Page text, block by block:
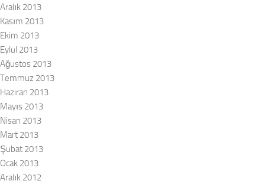
Aralık 2013
Kasım 2013
Ekim 2013
Eylül 2013
Ağustos 2013
Temmuz 2013
Haziran 2013
Mayıs 2013
Nisan 2013
Mart 2013
Şubat 2013
Ocak 2013
Aralık 2012